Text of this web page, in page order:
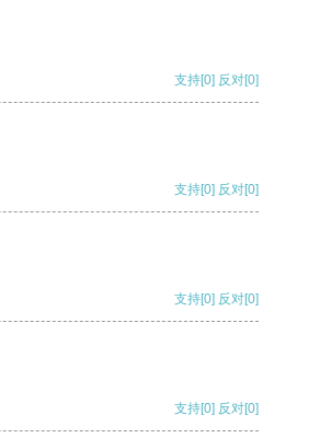
支持[0] 反对[0]
支持[0] 反对[0]
支持[0] 反对[0]
支持[0] 反对[0]